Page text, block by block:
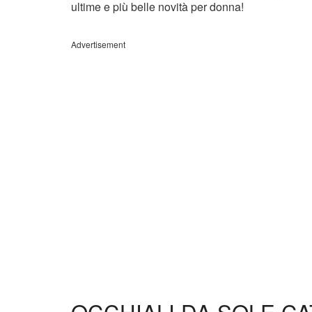
ultime e più belle novità per donna!
Advertisement